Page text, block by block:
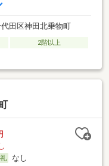
田区神田北乗物町
2階以上
なし